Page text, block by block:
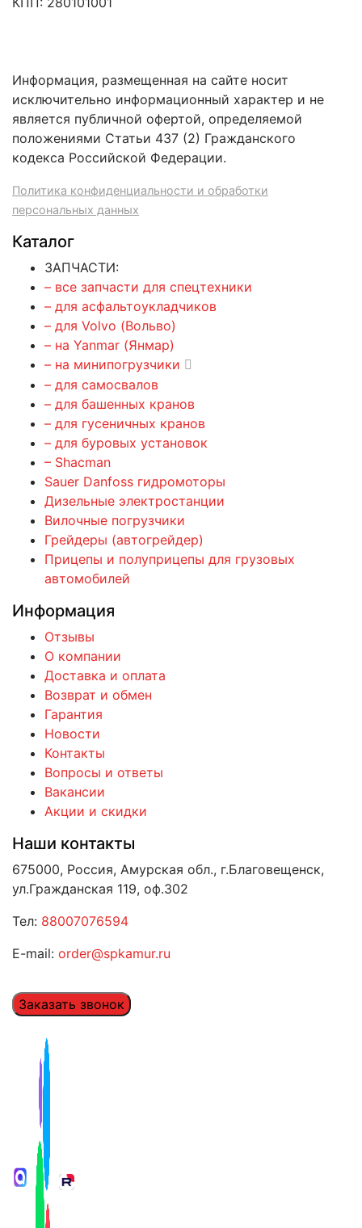
Информация, размещенная на сайте носит
исключительно информационный характер и не
является публичной офертой, определяемой
положениями Статьи 437 (2) Гражданского
кодекса Российской Федерации.
Политика конфиденциальности и обработки
персональных данных
Каталог
ЗАПЧАСТИ:
– все запчасти для спецтехники
– для асфальтоукладчиков
– для Volvo (Вольво)
– на Yanmar (Янмар)
– на минипогрузчики
– для самосвалов
– для башенных кранов
– для гусеничных кранов
– для буровых установок
– Shacman
Sauer Danfoss гидромоторы
Дизельные электростанции
Вилочные погрузчики
Грейдеры (автогрейдер)
Прицепы и полуприцепы для грузовых
автомобилей
Информация
Отзывы
О компании
Доставка и оплата
Возврат и обмен
Гарантия
Новости
Контакты
Вопросы и ответы
Вакансии
Акции и скидки
Наши контакты
675000, Россия, Амурская обл., г.Благовещенск,
ул.Гражданская 119, оф.302
Тел: 88007076594
E-mail: order@spkamur.ru
Заказать звонок